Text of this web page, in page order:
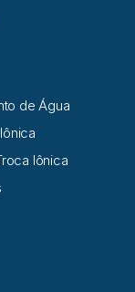
de Água
Iônica